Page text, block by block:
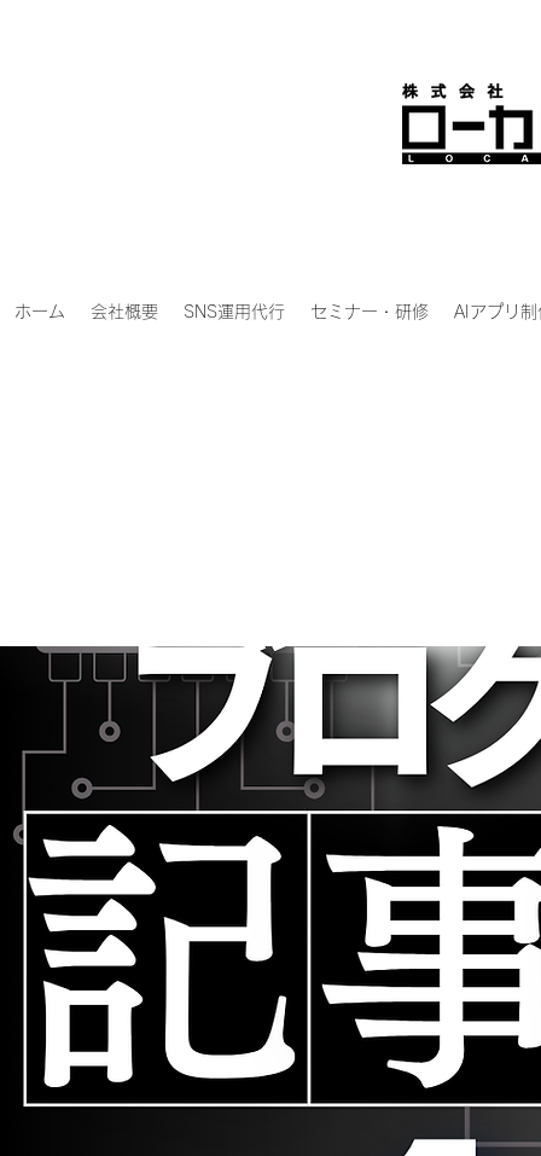
ホーム 会社概要 SNS運用代行 セミナー・研修 AIアプリ制